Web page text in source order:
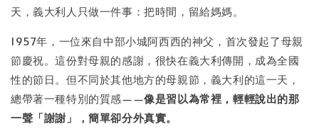
天，義大利人只做一件事：把時間，留給媽媽。
1957年，一位來自中部小城阿西西的神父，首次發起了母親
節慶祝。這份對母親的感謝，很快在義大利傳開，成為全國
性的節日。但不同於其他地方的母親節，義大利的這一天，
總帶著一種特別的質感——像是習以為常裡，輕輕說出的那
一聲「謝謝」，簡單卻分外真實。